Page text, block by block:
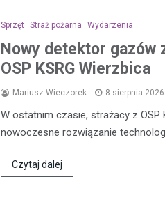
Sprzęt Straż pożarna Wydarzenia
Nowy detektor gazów
OSP KSRG Wierzbica
Mariusz Wieczorek 8 sierpnia 2026
W ostatnim czasie, strażacy z OSP
nowoczesne rozwiązanie
Czytaj dalej